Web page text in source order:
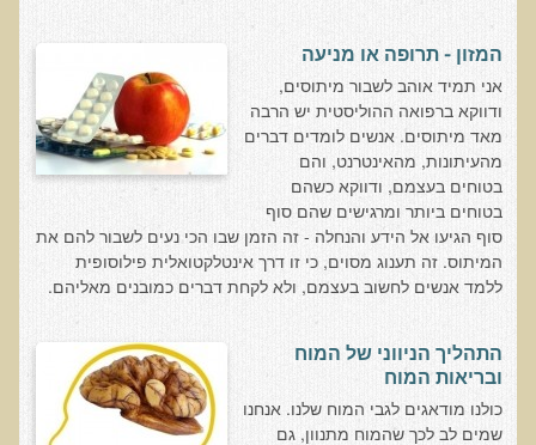
בדיקות לרגישויות לחלבונים
AMAS - בדיקת דם לאיתור מוקדם של סרטן
מידע מקצועי לרופאים ומטפלים על בדיקת ה-AMAS
ספרות מדעית - בדיקת AMAS
בדיקת AMAS - מידע למטופל
פאנל קרדיו-ווסקולרי - לבריאות מערכת כלי הדם והלב
בדיקת שיער לאיתור מחסור במינרלים
בדיקות לאבחון מחסורים וסיכונים
בדיקת צואה לאיתור מוקדם של סרטן המעי הגס M2PK
המזון - תרופה או מניעה
אני תמיד אוהב לשבור מיתוסים,
ודווקא ברפואה ההוליסטית יש הרבה
מאד מיתוסים. אנשים לומדים דברים
מהעיתונות, מהאינטרנט, והם
בטוחים בעצמם, ודווקא כשהם
בטוחים ביותר ומרגישים שהם סוף
סוף הגיעו אל הידע והנחלה - זה הזמן שבו הכי נעים לשבור להם את
המיתוס. זה תענוג מסוים, כי זו דרך אינטלקטואלית פילוסופית
ללמד אנשים לחשוב בעצמם, ולא לקחת דברים כמובנים מאליהם.
התהליך הניווני של המוח
ובריאות המוח
כולנו מודאגים לגבי המוח שלנו. אנחנו
שמים לב לכך שהמוח מתנוון, גם